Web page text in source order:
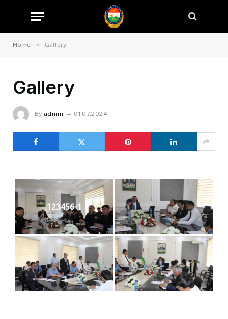
Home » Gallery
Gallery
By admin 01.07.2024
123456-1